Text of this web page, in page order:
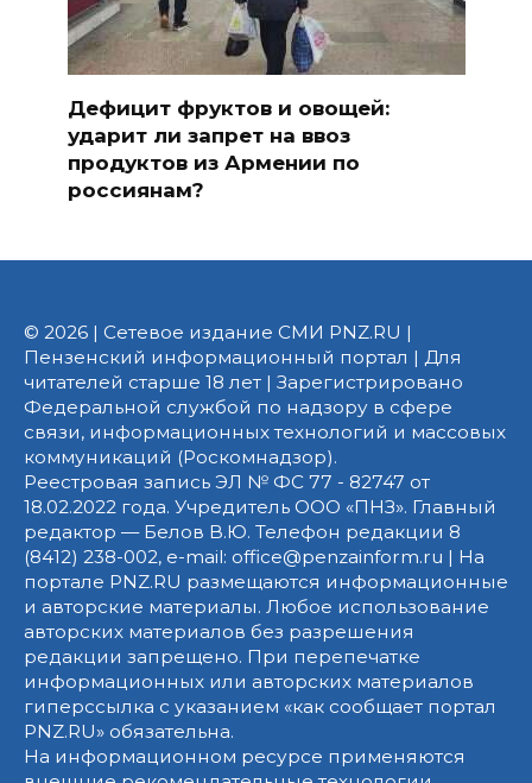
Дефицит фруктов и овощей:
ударит ли запрет на ввоз
продуктов из Армении по
россиянам?
© 2026 | Сетевое издание СМИ PNZ.RU |
Пензенский информационный портал | Для
читателей старше 18 лет | Зарегистрировано
Федеральной службой по надзору в сфере
связи, информационных технологий и массовых
коммуникаций (Роскомнадзор).
Реестровая запись ЭЛ № ФС 77 - 82747 от
18.02.2022 года. Учредитель ООО «ПНЗ». Главный
редактор — Белов В.Ю. Телефон редакции 8
(8412) 238-002, e-mail: office@penzainform.ru | На
портале PNZ.RU размещаются информационные
и авторские материалы. Любое использование
авторских материалов без разрешения
редакции запрещено. При перепечатке
информационных или авторских материалов
гиперссылка с указанием «как сообщает портал
PNZ.RU» обязательна.
На информационном ресурсе применяются